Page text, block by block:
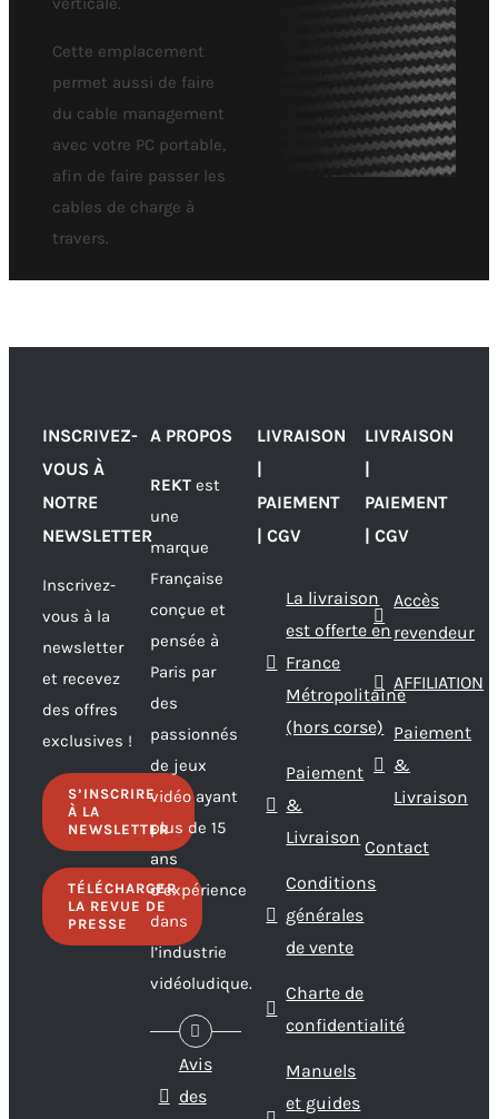
Cette emplacement
permet aussi de faire
du cable management
avec votre PC portable,
afin de faire passer les
cables de charge à
travers.
INSCRIVEZ-
VOUS À
NOTRE
NEWSLETTER
Inscrivez-
vous à la
newsletter
et recevez
des offres
exclusives !
S’INSCRIRE
À LA
NEWSLETTER
TÉLÉCHARGER
LA REVUE DE
PRESSE
A PROPOS
REKTest
une
marque
Française
conçue et
pensée à
Paris par
des
passionnés
de jeux
vidéo ayant
plus de 15
ans
d’expérience
dans
l’industrie
vidéoludique.
Avis
des
LIVRAISON
|
PAIEMENT
| CGV
La livraison
est offerte en
France
Métropolitaine
(hors corse)
Paiement
&
Livraison
Conditions
générales
de vente
Charte de
confidentialité
Manuels
et guides
LIVRAISON
|
PAIEMENT
| CGV
Accès
revendeur
AFFILIATION
Paiement
&
Livraison
Contact